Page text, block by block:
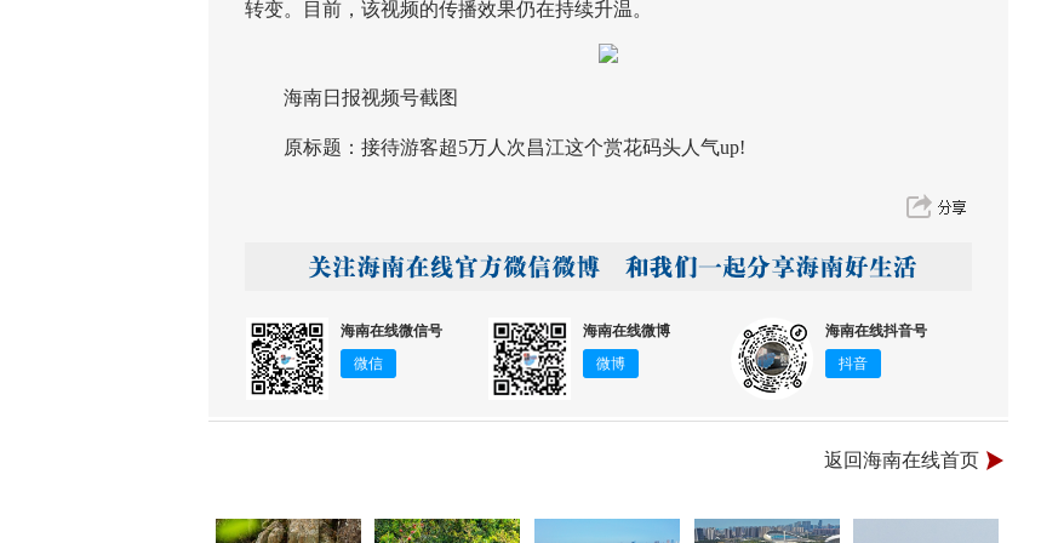
转变。目前，该视频的传播效果仍在持续升温。
海南日报视频号截图
原标题：接待游客超5万人次昌江这个赏花码头人气up!
海南在线微信号
微信
海南在线微博
微博
海南在线抖音号
抖音
返回海南在线首页